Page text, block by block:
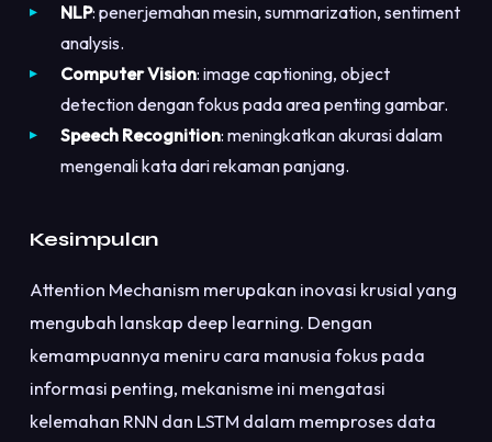
NLP: penerjemahan mesin, summarization, sentiment
analysis.
Computer Vision: image captioning, object
detection dengan fokus pada area penting gambar.
Speech Recognition: meningkatkan akurasi dalam
mengenali kata dari rekaman panjang.
Kesimpulan
Attention Mechanism merupakan inovasi krusial yang
mengubah lanskap deep learning. Dengan
kemampuannya meniru cara manusia fokus pada
informasi penting, mekanisme ini mengatasi
kelemahan RNN dan LSTM dalam memproses data